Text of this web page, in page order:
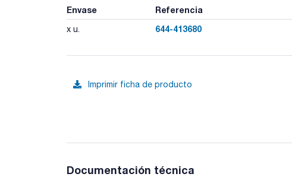
Envase Referencia
x u. 644-413680
Imprimir ficha de producto
Documentación técnica